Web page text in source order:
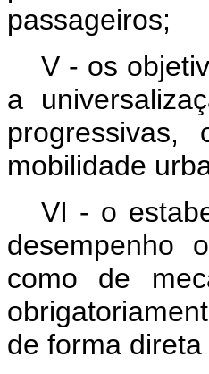
passageiros;
V - os
a
mobilidade
VI - o
desempenho
como de
de forma